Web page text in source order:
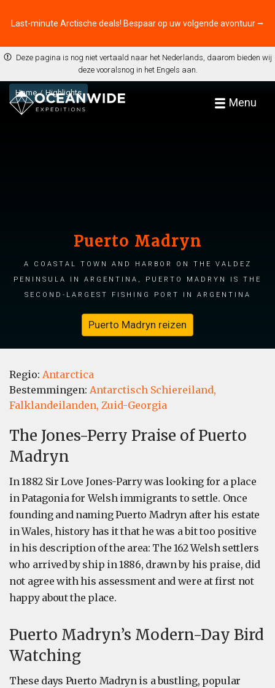
Last-minute Arctische deals! Bespaar op uw volgende avontuur ⭢
Deze pagina is nog niet vertaald naar het Nederlands, daarom bieden wij
deze vooralsnog in het Engels aan.
Menu
Home Highlights
Puerto Madryn
A coastal town and harbor on the Valdez
Peninsula in Argentina, Puerto Madryn is the
second-largest fishing port in Argentina
Puerto Madryn reizen
Regio: Antarctica
Bestemmingen: Antarctisch Schiereiland,
Falklandeilanden, Zuid-Georgia
The Jones-Perry Praise of Puerto
Madryn
In 1882 Sir Love Jones-Parry was looking for a place
in Patagonia for Welsh immigrants to settle. Once
founding and naming Puerto Madryn after his estate
in Wales, history has it that he was a bit too positive
in his description of the area: The 162 Welsh settlers
who arrived by ship in 1886, drawn by his praise, did
not agree with his assessment and were at first not
happy about the place.
Puerto Madryn’s Modern-Day Bird
Watching
These days Puerto Madryn is a bustling, popular